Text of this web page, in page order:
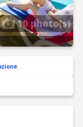
10 photo(s)